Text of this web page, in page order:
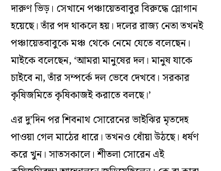
দারুণ ভিড়। সেখানে পঞ্চায়েতবাবুর বিরুদ্ধে স্লোগান
হয়েছে। তাঁর পদ থাকলে হয়। দলের রাজ্য নেতা তখনই
পঞ্চায়েতবাবুকে মঞ্চ থেকে নেমে যেতে বলেছেন।
মাইকে বলেছেন, ‘আমরা মানুষের দল। মানুষ যাকে
চাইবে না, তাঁর সম্পর্কে দল ভেবে দেখবে। সরকার
কৃষিজমিতে কৃষিকাজই করাতে বলছে।’
এর দু’দিন পর শিবনাথ সোরেনের ভাইঝির মৃতদেহ
পাওয়া গেল মাঠের ধারে। তখনও ধোঁয়া উঠছে। ধর্ষণ
করে খুন। সাতসকালে। শীতলা সোরেন এই